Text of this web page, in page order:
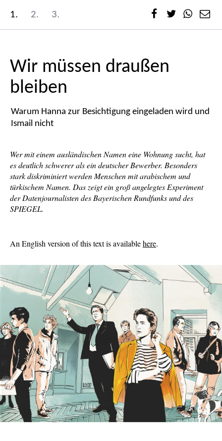
1. 2. 3.
Wir müssen draußen
bleiben
Warum Hanna zur Besichtigung eingeladen wird und
Ismail nicht
Wer mit einem ausländischen Namen eine Wohnung sucht, hat
es deutlich schwerer als ein deutscher Bewerber. Besonders
stark diskriminiert werden Menschen mit arabischem und
türkischem Namen. Das zeigt ein groß angelegtes Experiment
der Datenjournalisten des Bayerischen Rundfunks und des
SPIEGEL.
An English version of this text is availablehere.